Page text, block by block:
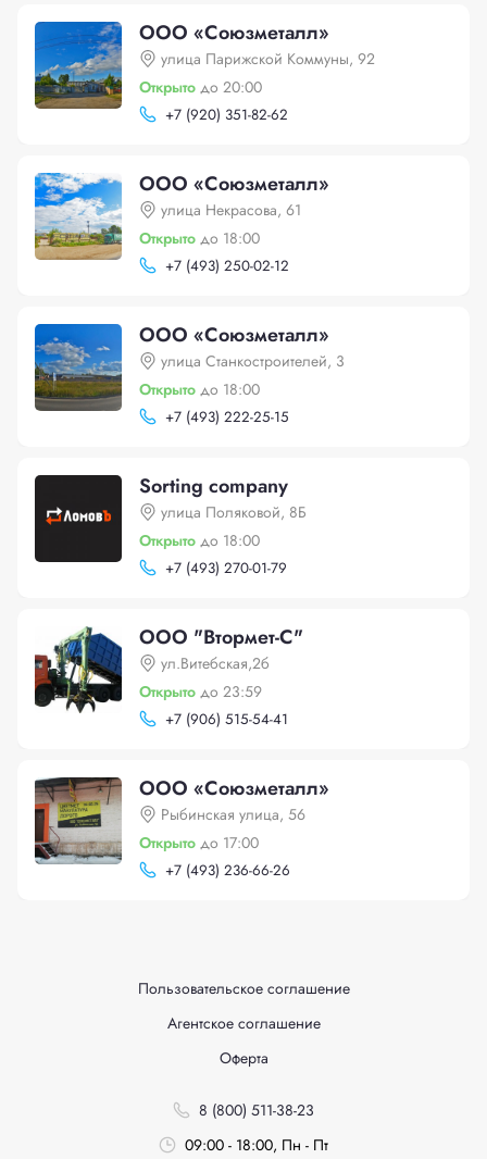
ООО «Союзметалл»
улица Парижской Коммуны, 92
Открыто до 20:00
+7 (920) 351-82-62
ООО «Союзметалл»
улица Некрасова, 61
Открыто до 18:00
+7 (493) 250-02-12
ООО «Союзметалл»
улица Станкостроителей, 3
Открыто до 18:00
+7 (493) 222-25-15
Sorting company
улица Поляковой, 8Б
Открыто до 18:00
+7 (493) 270-01-79
ООО "Втормет-С"
ул.Витебская,2б
Открыто до 23:59
+7 (906) 515-54-41
ООО «Союзметалл»
Рыбинская улица, 56
Открыто до 17:00
+7 (493) 236-66-26
Пользовательское соглашение
Агентское соглашение
Оферта
8 (800) 511-38-23
09:00 - 18:00, Пн - Пт